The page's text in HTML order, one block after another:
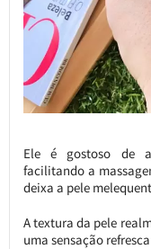
Ele é gostoso de
facilitando a
deixa a pele
A textura da pele
uma sensação